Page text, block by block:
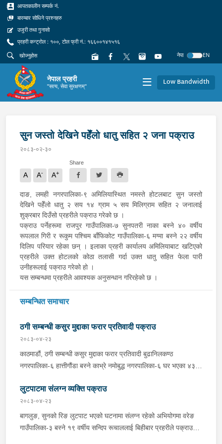
आपतकालीन सम्पर्क नं.
बारम्बार सोधिने प्रश्नहरु
उजुरी तथा गुनासो
प्रहरी कन्ट्रोल : १००, टोल फ्री नं.: १६६००१४१५१६
नेपा
EN
नेपाल प्रहरी
"सत्य, सेवा सुरक्षणम्" Low Bandwidth
सुन जस्तो देखिने पहेँलो धातु सहित २ जना पक्राउ
२०८३-०२-३०
A A- A+
Share
दाङ, लमही नगरपालिका-९ अमिलियास्थित नमस्ते होटलबाट सुन जस्तो
देखिने पहेँलो धातु २ सय १४ ग्राम ५ सय मिलिग्राम सहित २ जनालाई
शुक्रबार दिउँसो प्रहरीले पक्राउ गरेको छ ।
पक्राउ पर्नेहरूमा राजपुर गाउँपालिका-७ सुनपतरी नाका बस्ने ४० वर्षीय
रूपलाल गिरी र रूकुम पश्‍चिम बाँफिकोट गाउँपालिका-६ मग्मा बस्ने २२ वर्षीय
दिलिप परियार रहेका छन् । इलाका प्रहरी कार्यालय अमिलियाबाट खटिएको
प्रहरीले उक्त होटलको कोठा तलासी गर्दा उक्त धातु सहित फेला पारी
उनीहरूलाई पक्राउ गरेको हो ।
यस सम्बन्धमा प्रहरीले आवश्यक अनुसन्धान गरिरहेको छ ।
सम्बन्धित समाचार
ठगी सम्बन्धी कसुर मुद्दाका फरार प्रतिवादी पक्राउ
२०८३-०४-२३
काठमाडौं, ठगी सम्बन्धी कसुर मुद्दाका फरार प्रतिवादी बुढानिलकण्ठ
नगरपालिका-६ हात्तीगौंडा बस्ने काभ्रे नमोबुद्ध नगरपालिका-६ घर भएका ४३
फरार रहेका उनलाई काठमाडौं उपत्यका अपराध अनुसन्धान कार्यालय टेकुबाट
खटिएको प्रहरीले काठमाडौं महानगरपालिका-४ धुम्बाराहीबाट पक्राउ गरेको हो
। उनलाई फैसला कार्यान्वयनको लागि जिल्ला अदालत काठमाडौंमा पेश गरिएको
छ ।
लुटपाटमा संलग्न व्यक्ति पक्राउ
२०८३-०४-२३
बागलुङ, सुनको रिङ लुटपाट भएको घटनामा संलग्न रहेको अभियोगमा वरेङ
गाउँपालिका-३ बस्ने १९ वर्षीय सन्दिप रूचाललाई बिहीबार प्रहरीले पक्राउ